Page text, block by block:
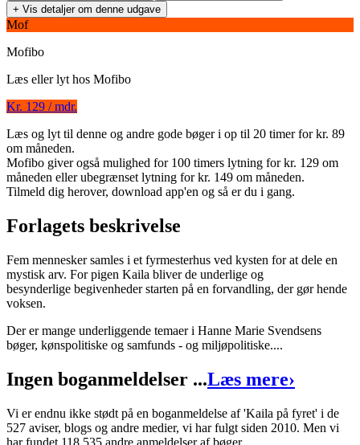
+ Vis detaljer om denne udgave
Kaila på fyret
Forfatter:Hanne Marie Svendsen
Format:Ebog (ePub)
Sider:256
Forlag: Gyldendal
Udgivet:
Mof
Mofibo
Læs eller lyt hos Mofibo
Kr. 129 / mdr.
Læs og lyt til denne og andre gode bøger i op til 20 timer for kr. 89
om måneden.
Mofibo giver også mulighed for 100 timers lytning for kr. 129 om
måneden eller ubegrænset lytning for kr. 149 om måneden.
Tilmeld dig herover, download app'en og så er du i gang.
Forlagets beskrivelse
Fem mennesker samles i et fyrmesterhus ved kysten for at dele en
mystisk arv. For pigen Kaila bliver de underlige og
besynderlige begivenheder starten på en forvandling, der gør hende
voksen.
Der er mange underliggende temaer i Hanne Marie Svendsens
bøger, kønspolitiske og samfunds - og miljøpolitiske....
Ingen boganmeldelser ...Læs mere›
Vi er endnu ikke stødt på en boganmeldelse af 'Kaila på fyret' i de
527 aviser, blogs og andre medier, vi har fulgt siden 2010. Men vi
har fundet 118.535 andre anmeldelser af bøger.